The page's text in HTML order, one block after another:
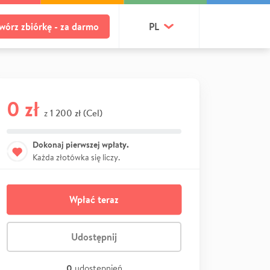
zbiórkę - za darmo PL
0 zł z 1 200 zł (Cel)
Dokonaj pierwszej wpłaty.
Każda złotówka się liczy.
Wpłać teraz
Udostępnij